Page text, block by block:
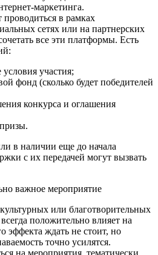
маркетинга.
в рамках
сетях или на партнерских
все эти платформы. Есть
участия;
фонд (сколько будет победителей
конкурса и оглашения
в наличии еще до начала
с их передачей могут вызвать
важное мероприятие
или благотворительных
положительно влияет на
эффекта ждать не стоит, но
точно усилятся.
на мероприятия, тематически